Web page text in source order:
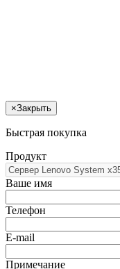
×Закрыть
Быстрая покупка
Продукт
Ваше имя
Телефон
E-mail
Примечание